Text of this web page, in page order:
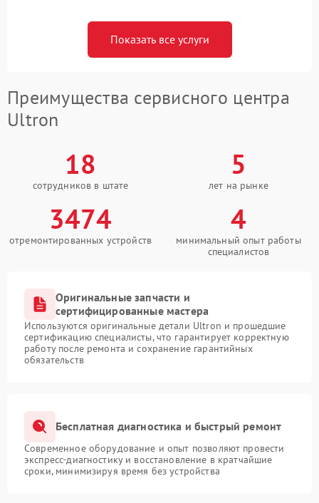
Показать все услуги
Преимущества сервисного центра
Ultron
18
сотрудников в штате
5
лет на рынке
3474
отремонтированных устройств
4
минимальный опыт работы
специалистов
Оригинальные запчасти и
сертифицированные мастера
Используются оригинальные детали Ultron и прошедшие
сертификацию специалисты, что гарантирует корректную
работу после ремонта и сохранение гарантийных
обязательств
Бесплатная диагностика и быстрый ремонт
Современное оборудование и опыт позволяют провести
экспресс-диагностику и восстановление в кратчайшие
сроки, минимизируя время без устройства